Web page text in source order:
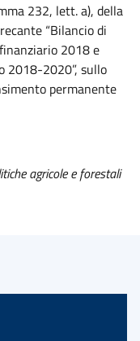
232, lett. a), della
“Bilancio di
2018 e
2018-2020”, sullo
permanente
agricole e forestali